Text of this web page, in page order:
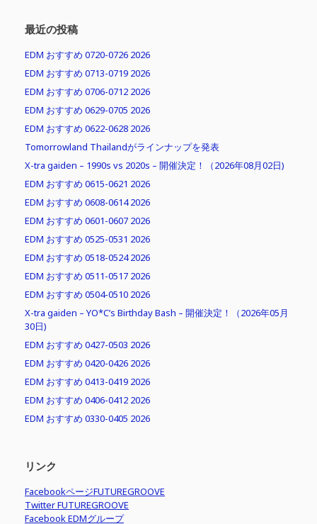
最近の投稿
EDM おすすめ 0720-0726 2026
EDM おすすめ 0713-0719 2026
EDM おすすめ 0706-0712 2026
EDM おすすめ 0629-0705 2026
EDM おすすめ 0622-0628 2026
Tomorrowland Thailandがラインナップを発表
X-tra gaiden – 1990s vs 2020s – 開催決定！（2026年08月02日)
EDM おすすめ 0615-0621 2026
EDM おすすめ 0608-0614 2026
EDM おすすめ 0601-0607 2026
EDM おすすめ 0525-0531 2026
EDM おすすめ 0518-0524 2026
EDM おすすめ 0511-0517 2026
EDM おすすめ 0504-0510 2026
X-tra gaiden – YO*C’s Birthday Bash – 開催決定！（2026年05月
30日)
EDM おすすめ 0427-0503 2026
EDM おすすめ 0420-0426 2026
EDM おすすめ 0413-0419 2026
EDM おすすめ 0406-0412 2026
EDM おすすめ 0330-0405 2026
リンク
FacebookページFUTUREGROOVE
Twitter FUTUREGROOVE
Facebook EDMグループ